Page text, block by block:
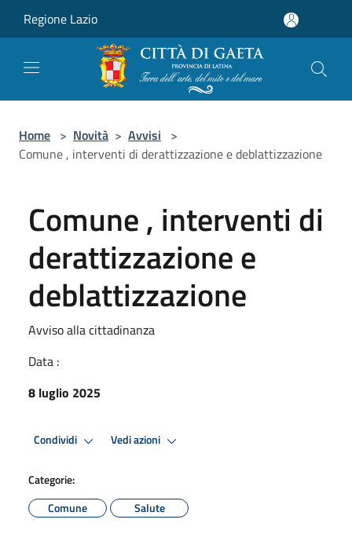
Regione Lazio
Home > Novità > Avvisi >
Comune , interventi di derattizzazione e deblattizzazione
Comune , interventi di
derattizzazione e
deblattizzazione
Avviso alla cittadinanza
Data :
8 luglio 2025
Condividi Vedi azioni
Categorie:
Comune
Salute